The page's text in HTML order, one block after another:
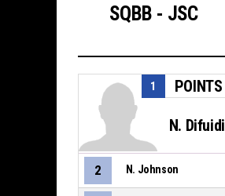
SQBB - JSC
POINTS
1
N. Difuidi
2 N. Johnson